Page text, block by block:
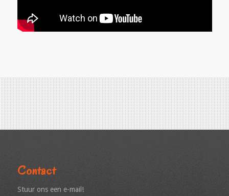
Contact
Stuur ons een e-mail!